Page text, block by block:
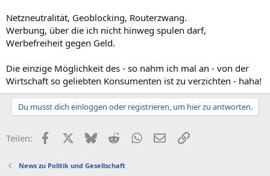
Netzneutralität, Geoblocking, Routerzwang.
Werbung, über die ich nicht hinweg spulen darf,
Werbefreiheit gegen Geld.
Die einzige Möglichkeit des - so nahm ich mal an - von der
Wirtschaft so geliebten Konsumenten ist zu verzichten - haha!
Du musst dich einloggen oder registrieren, um hier zu antworten.
Teilen: FacebookX (Twitter)
BlueskyRedditWhatsApp
E-MailLink
News zu Politik und Gesellschaft